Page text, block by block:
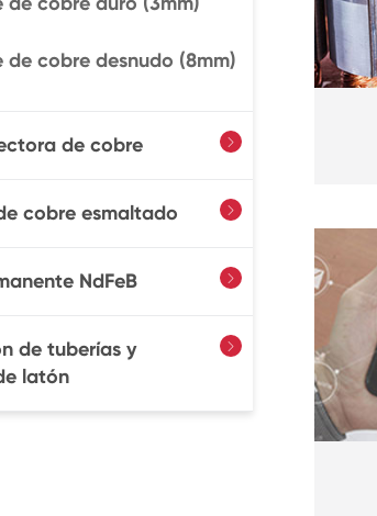
de cobre desnudo (8mm)
de cobre 
cobre esmaltado 
NdFeB 
de tuberías y
latón
